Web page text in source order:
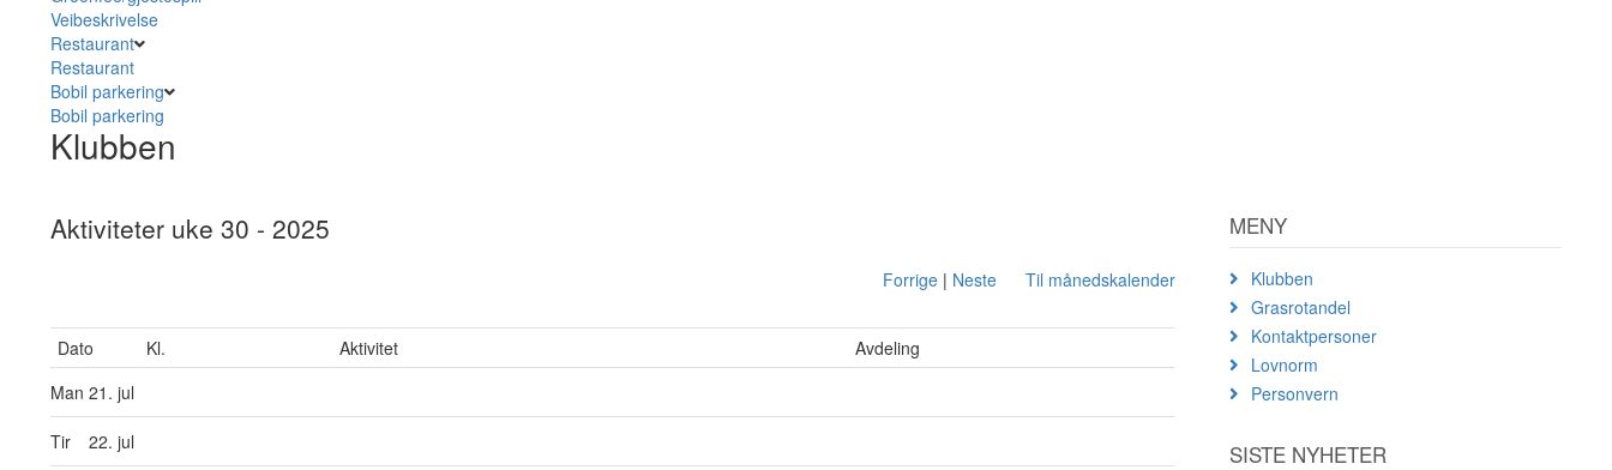
Veibeskrivelse
Restaurant
Restaurant
Bobil parkering
Bobil parkering
Klubben
Aktiviteter uke 30 - 2025
Forrige| Neste Til månedskalender
Dato Kl. Aktivitet
Avdeling
Man 21. jul
Tir 22. jul
MENY
Klubben
Grasrotandel
Kontaktpersoner
Lovnorm
Personvern
SISTE NYHETER